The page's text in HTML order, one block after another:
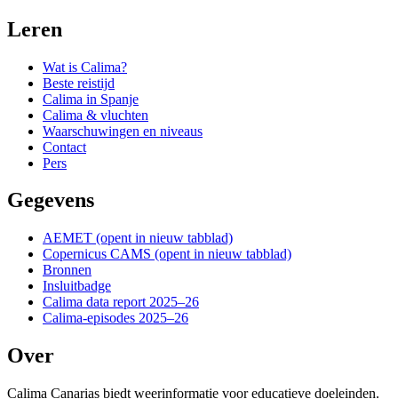
Leren
Wat is Calima?
Beste reistijd
Calima in Spanje
Calima & vluchten
Waarschuwingen en niveaus
Contact
Pers
Gegevens
AEMET (opent in nieuw tabblad)
Copernicus CAMS (opent in nieuw tabblad)
Bronnen
Insluitbadge
Calima data report 2025–26
Calima-episodes 2025–26
Over
Calima Canarias biedt weerinformatie voor educatieve doeleinden.